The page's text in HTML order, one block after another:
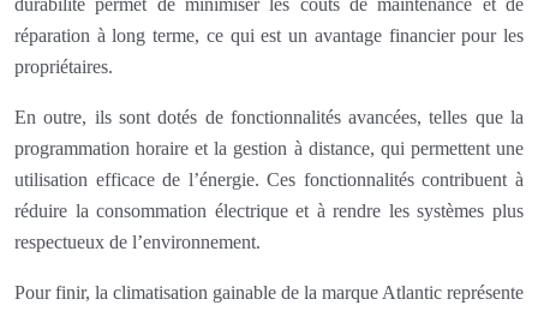
réparation à long terme, ce qui est un avantage financier pour les
propriétaires.
En outre, ils sont dotés de fonctionnalités avancées, telles que la
programmation horaire et la gestion à distance, qui permettent une
utilisation efficace de l’énergie. Ces fonctionnalités contribuent à
réduire la consommation électrique et à rendre les systèmes plus
respectueux de l’environnement.
Pour finir, la climatisation gainable de la marque Atlantic représente